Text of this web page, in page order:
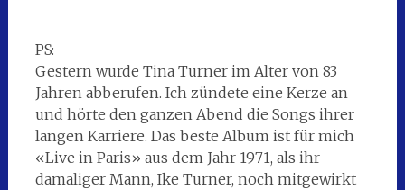
PS:
Gestern wurde Tina Turner im Alter von 83
Jahren abberufen. Ich zündete eine Kerze an
und hörte den ganzen Abend die Songs ihrer
langen Karriere. Das beste Album ist für mich
«Live in Paris» aus dem Jahr 1971, als ihr
damaliger Mann, Ike Turner, noch mitgewirkt